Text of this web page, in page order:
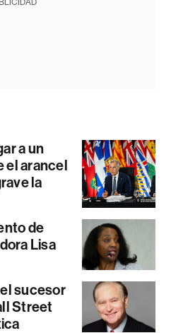
a un
el arancel
la
de
Lisa
sucesor
Street